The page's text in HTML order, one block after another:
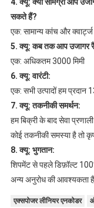
सकते हैं?
एक: सामान्य कांच और
5. क्यू: कब तक आप उजागर
एक: अधिकतम 3000 मिमी
6. क्यू: वारंटी:
एक: सभी उत्पादों हम प्रदान
7. क्यू: तकनीकी समर्थन:
हम बिक्री के बाद सेवा
कोई तकनीकी समस्या है तो
8. क्यू: भुगतान:
शिपमेंट से पहले डिफ़ॉल्ट
अन्य अनुरोध की आवश्यकता
एक्सपोजर लीनियर एनकोडर